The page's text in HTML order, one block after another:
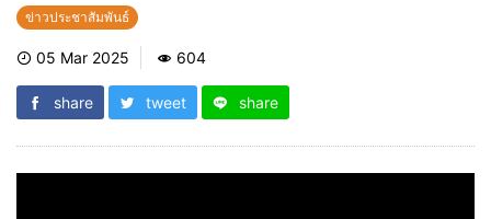
ข่าวประชาสัมพันธ์
05 Mar 2025 604
share tweet share